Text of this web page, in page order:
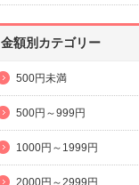
金額別カテゴリー
500円未満
500円～999円
1000円～1999円
2000円～2999円